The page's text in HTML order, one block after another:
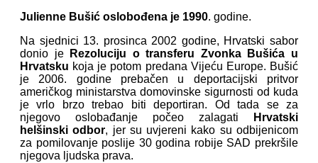
Julienne Bušić oslobođena je 1990. godine.
Na sjednici 13. prosinca 2002 godine, Hrvatski sabor
donio je
Rezoluciju o transferu Zvonka Bušića u
Hrvatsku koja je potom predana Vijeću Europe. Bušić
je 2006. godine prebačen u deportacijski pritvor
američkog ministarstva domovinske sigurnosti od kuda
je vrlo brzo trebao biti deportiran. Od tada se za
njegovo oslobađanje počeo zalagati
Hrvatski
helšinski odbor, jer su uvjereni kako su odbijenicom
za pomilovanje poslije 30 godina robije SAD prekršile
njegova ljudska prava.